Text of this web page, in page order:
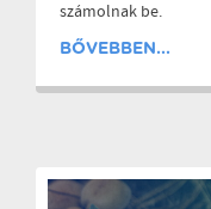
számolnak be.
BŐVEBBEN...